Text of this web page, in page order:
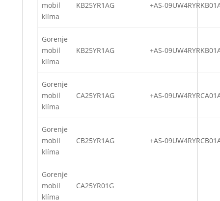
mobil
klíma
KB25YR1AG +AS-
Gorenje
mobil
klíma
KB25YR1AG +AS-
Gorenje
mobil
klíma
CA25YR1AG +AS-
Gorenje
mobil
klíma
CB25YR1AG +AS-
Gorenje
mobil
klíma
CA25YR01G